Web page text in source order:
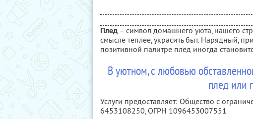
Плед – символ домашнего уюта, нашего
смысле теплее, украсить быт. Нарядный,
позитивной палитре плед иногда
В уютном, с любовью
плед или
Услуги предоставляет: Общество с
6453108250, ОГРН 1096453007551